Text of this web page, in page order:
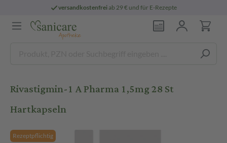
versandkostenfreiab 29 € und für E-Rezepte
Rivastigmin-1 A Pharma 1,5mg 28 St
Hartkapseln
Rezeptpflichtig